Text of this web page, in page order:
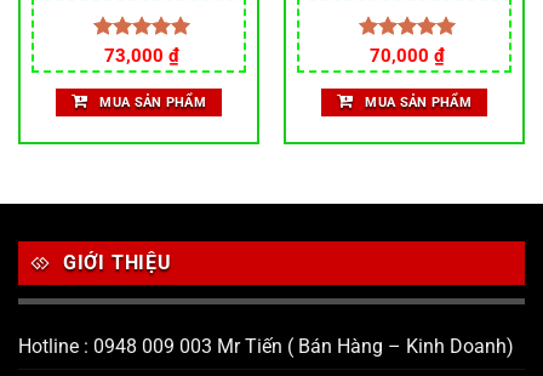
Được xếp
hạng5.00
5 sao
73,000 ₫
MUA SẢN PHẨM
Được xếp
hạng5.00
5 sao
70,000 ₫
MUA SẢN PHẨM
GIỚI THIỆU
Hotline : 0948 009 003 Mr Tiến ( Bán Hàng – Kinh Doanh)